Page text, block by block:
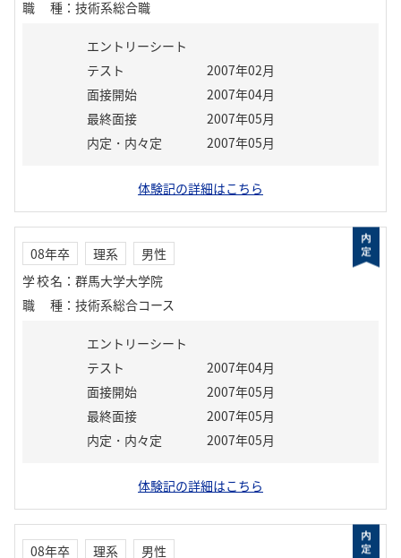
職種 ： 技術系総合職
エントリーシート
テスト
2007年02月
面接開始
2007年04月
最終面接
2007年05月
内定・内々定
2007年05月
体験記の詳細はこちら
08年卒 理系
男性
学校名 ： 群馬大学大学院
職種 ： 技術系総合コース
エントリーシート
テスト
2007年04月
面接開始
2007年05月
最終面接
2007年05月
内定・内々定
2007年05月
体験記の詳細はこちら
08年卒 理系
男性